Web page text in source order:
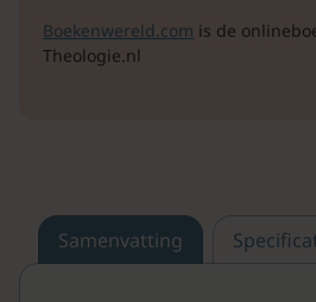
Boekenwereld.com is de
Theologie.nl
Samenvatting